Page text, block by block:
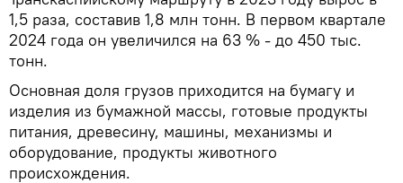
1,5 раза, составив 1,8 млн тонн. В первом квартале
2024 года он увеличился на 63 % - до 450 тыс.
тонн.
Основная доля грузов приходится на бумагу и
изделия из бумажной массы, готовые продукты
питания, древесину, машины, механизмы и
оборудование, продукты животного
происхождения.